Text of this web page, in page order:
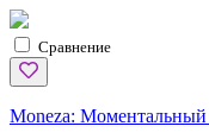
Сравнение
Moneza: Моментальный